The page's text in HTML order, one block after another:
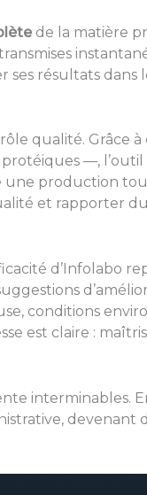
de la matière
résultats dans
qualité. Grâce
—,
production
et rapporter
d’Infolabo
conditions
est claire :
interminables.
devenant